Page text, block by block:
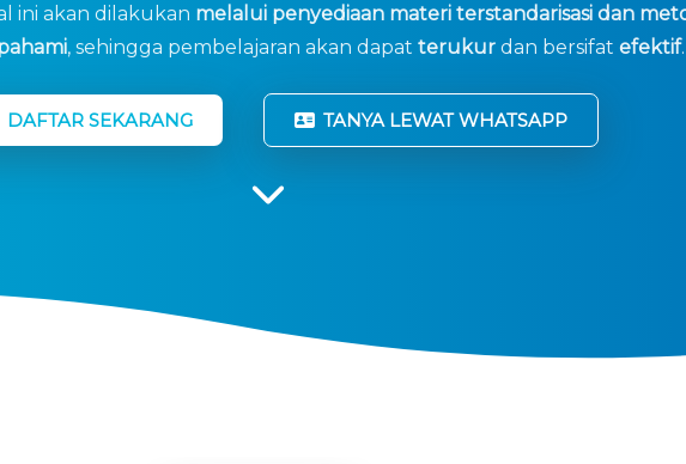
ini akan dilakukan melalui penyediaan materi terstandarisasi dan
, sehingga pembelajaran akan dapat terukur dan bersifat efektif.
DAFTAR SEKARANG TANYA LEWAT WHATSAPP